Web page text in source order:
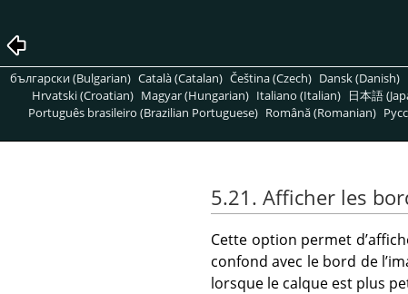
български (Bulgarian) Català (Catalan) Čeština (Czech) Dansk (Danish)
Hrvatski (Croatian) Magyar (Hungarian) Italiano (Italian) 日本語
Português brasileiro (Brazilian Portuguese) Română (Romanian)
5.21. Afficher les
Cette option permet
confond avec le bord de
lorsque le calque est plus